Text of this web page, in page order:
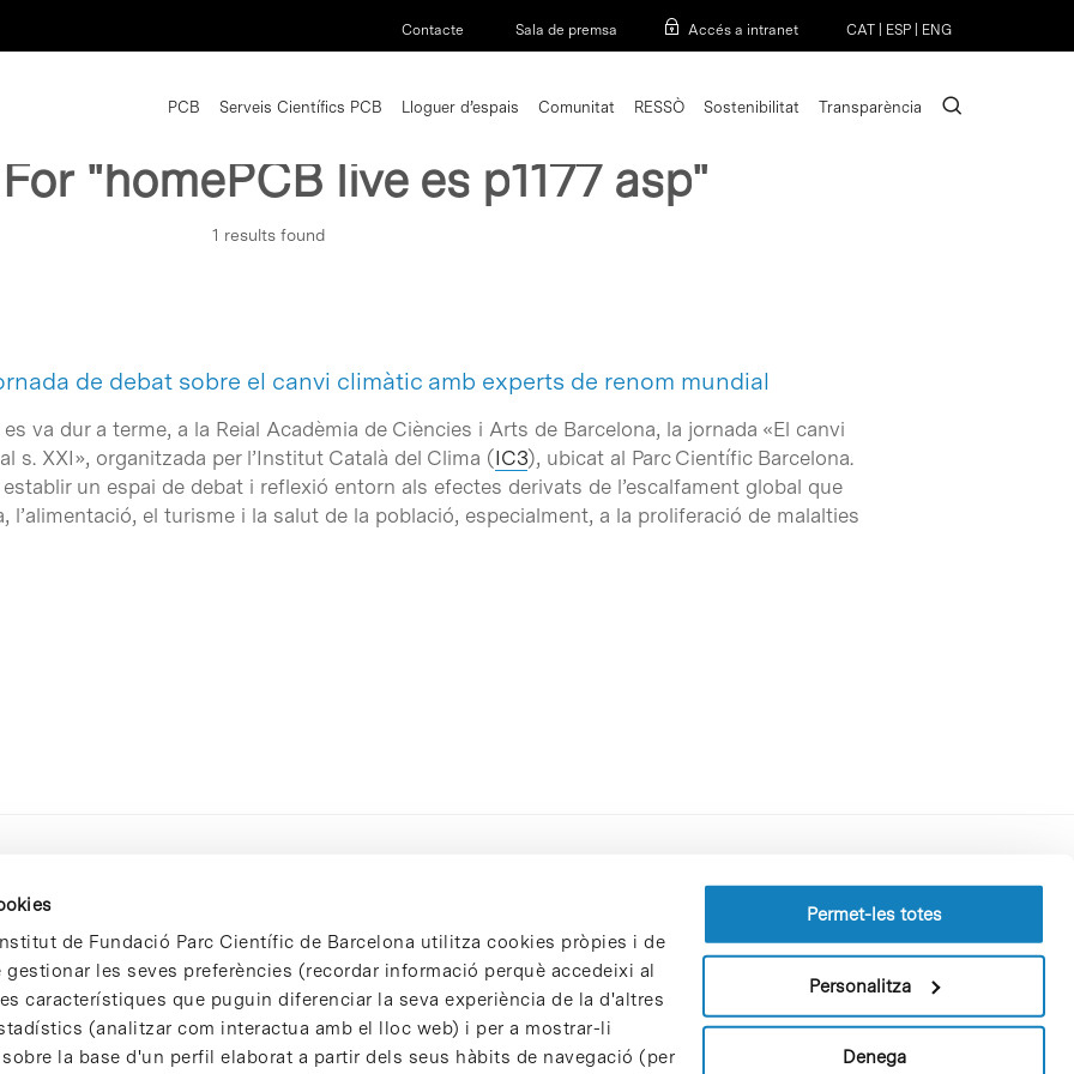
de Fundació Parc Científic de Barcelona utilitza cookies pròpies i de
les seves preferències (recordar informació perquè accedeixi al
característiques que puguin diferenciar la seva experiència de la d'altres
(analitzar com interactua amb el lloc web) i per a mostrar-li
la base d'un perfil elaborat a partir dels seus hàbits de navegació (per
Permet-les totes
Personalitza
Denega
Contacte Sala de premsa Accés a intranet CAT ESP ENG
PCB Serveis Científics PCB Lloguer d’espais Comunitat RESSÒ Sostenibilitat Transparència search
"homePCB live es p1177 asp"
1 results found
de debat sobre el canvi climàtic amb experts de renom mundial
va dur a terme, a la Reial Acadèmia de Ciències i Arts de Barcelona, la jornada «El canvi
s. XXI», organitzada per l’Institut Català del Clima (IC3), ubicat al Parc Científic Barcelona.
establir un espai de debat i reflexió entorn als efectes derivats de l’escalfament global que
l’alimentació, el turisme i la salut de la població, especialment, a la proliferació de malalties
Perfil del contractant
Política de privacitat
Política de cookies
Patrons i patrocinadors
Borsa de treball